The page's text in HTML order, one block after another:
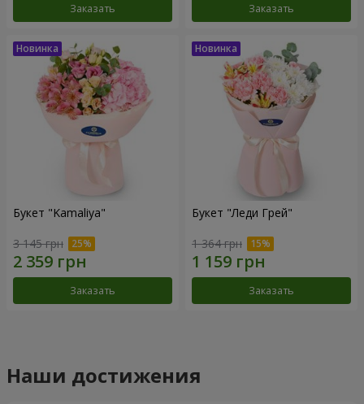
Заказать Заказать
Букет "Kamaliya"
3 145 грн
Заказать
Букет "Леди Грей"
1 364 грн
Заказать
Наши достижения